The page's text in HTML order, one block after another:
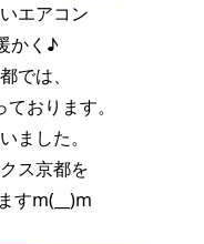
エアコン
かく♪
では、
おります。
ました。
ス京都を
すm(__)m